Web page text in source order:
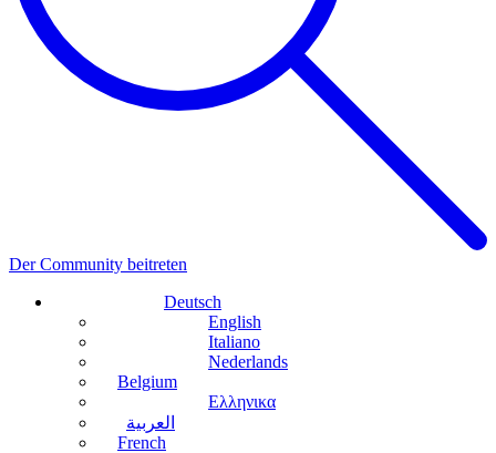
Der Community beitreten
Deutsch
English
Italiano
Nederlands
Belgium
Ελληνικα
العربية
French